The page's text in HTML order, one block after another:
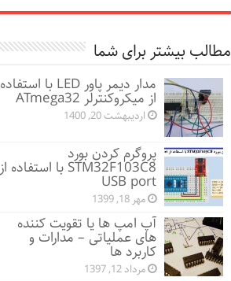
مطالب بیشتر برای شما
مدار دیمر پاور LED با استفاده
از میکروکنترلر ATmega32
اردیبهشت 20, 1400
پروگرم کردن بورد
STM32F103C8 با استفاده از
USB port
مهر 18, 1399
آپ امپ ها یا تقویت کننده
های عملیاتی – مدارات و
کاربرد ها
مرداد 12, 1397